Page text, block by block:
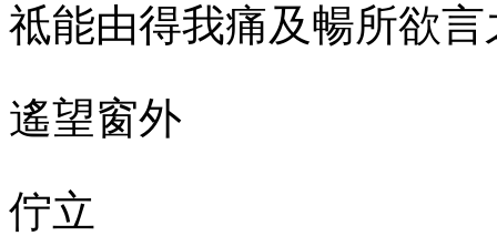
祗能由得我痛及暢所欲言
遙望窗外
佇立